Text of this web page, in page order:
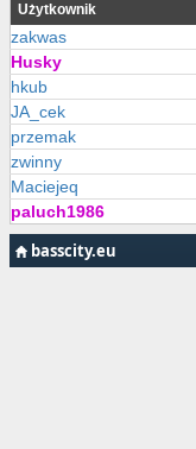
Użytkownik
zakwas
Husky
hkub
JA_cek
przemak
zwinny
Maciejeq
paluch1986
basscity.eu